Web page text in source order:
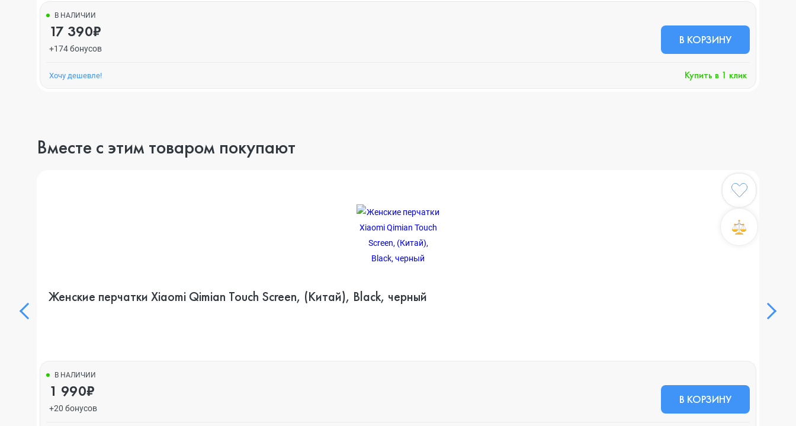
В НАЛИЧИИ
17 390₽
+174 бонусов
В КОРЗИНУ
Хочу дешевле! Купить в 1 клик
Вместе с этим товаром покупают
Женские перчатки Xiaomi Qimian Touch Screen, (Китай), Black, черный
В НАЛИЧИИ
1 990₽
+20 бонусов
В КОРЗИНУ